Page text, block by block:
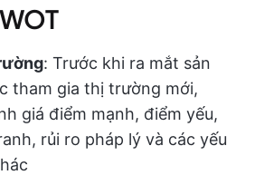
: Trước khi ra mắt sản
tham gia thị trường mới,
giá điểm mạnh, điểm yếu,
rủi ro pháp lý và các yếu